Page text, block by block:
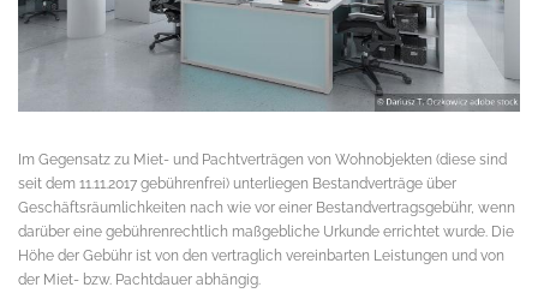
Im Gegensatz zu Miet- und Pachtverträgen von Wohnobjekten (diese sind
seit dem 11.11.2017 gebührenfrei) unterliegen Bestandverträge über
Geschäftsräumlichkeiten nach wie vor einer Bestandvertragsgebühr, wenn
darüber eine gebührenrechtlich maßgebliche Urkunde errichtet wurde. Die
Höhe der Gebühr ist von den vertraglich vereinbarten Leistungen und von
der Miet- bzw. Pachtdauer abhängig.